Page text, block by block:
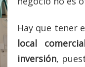
Hay que tener
local
inversión,